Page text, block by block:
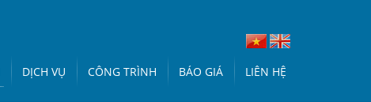
DỊCH VỤ CÔNG TRÌNH BÁO GIÁ LIÊN HỆ